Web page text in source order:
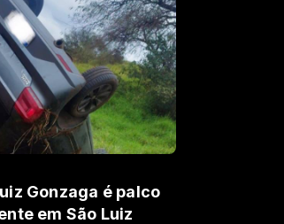
Gonzaga é palco
em São Luiz